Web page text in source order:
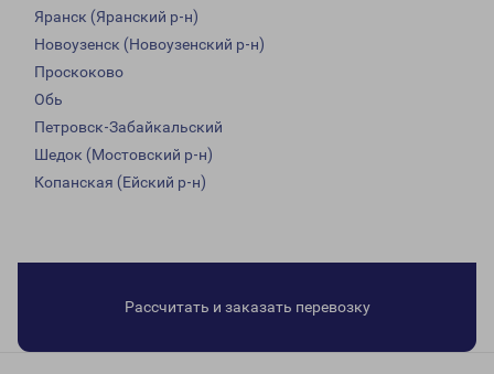
Яранск (Яранский р-н)
Новоузенск (Новоузенский р-н)
Проскоково
Обь
Петровск-Забайкальский
Шедок (Мостовский р-н)
Копанская (Ейский р-н)
Рассчитать и заказать перевозку